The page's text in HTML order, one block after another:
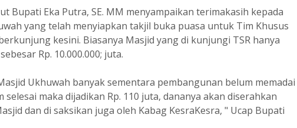
Bupati Eka Putra, SE. MM menyampaikan terimakasih kepada
yang telah menyiapkan takjil buka puasa untuk Tim Khusus
kesini. Biasanya Masjid yang di kunjungi TSR hanya
Rp. 10.000.000; juta.
Ukhuwah banyak sementara pembangunan belum memadai
maka dijadikan Rp. 110 juta, dananya akan diserahkan
dan di saksikan juga oleh Kabag KesraKesra, " Ucap Bupati